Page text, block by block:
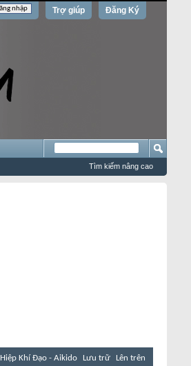
Đăng Ký
Trợ giúp
Tìm kiếm nâng cao
Hiệp Khí Đạo - Aikido Lưu trữ Lên trên